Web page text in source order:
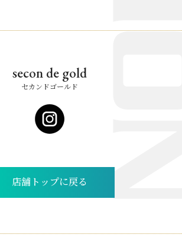
secon de gold
セカンドゴールド
店舗トップに戻る